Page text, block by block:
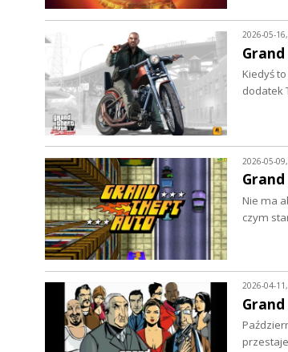
2026-05-
Kiedyś
dodatek
2026-05-
Nie ma
czym
2026-04-